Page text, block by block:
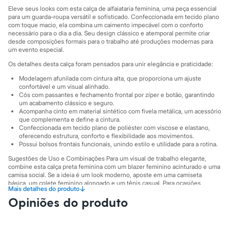
Clock House
Mindset
Sawary
Yessica
Moda esportiva
Acessórios
Blusas
Leggings
Shorts e Bermudas
Tops
Moda íntima
Calcinhas
Cintas e Modeladores
Meias
Pijamas
Sutiãs e Tops
Moda praia
Biquínis
Maiôs
Saídas de praia
Personagens
Plus size
Eleve seus looks com esta calça de alfaiataria feminina, uma peça essencial
para um guarda-roupa versátil e sofisticado. Confeccionada em tecido plano
com toque macio, ela combina um caimento impecável com o conforto
necessário para o dia a dia. Seu design clássico e atemporal permite criar
desde composições formais para o trabalho até produções modernas para
um evento especial.
Os detalhes desta calça foram pensados para unir elegância e praticidade:
Modelagem afunilada com cintura alta, que proporciona um ajuste
confortável e um visual alinhado.
Cós com passantes e fechamento frontal por zíper e botão, garantindo
um acabamento clássico e seguro.
Acompanha cinto em material sintético com fivela metálica, um acessório
que complementa e define a cintura.
Confeccionada em tecido plano de poliéster com viscose e elastano,
oferecendo estrutura, conforto e flexibilidade aos movimentos.
Possui bolsos frontais funcionais, unindo estilo e utilidade para a rotina.
Sugestões de Uso e Combinações Para um visual de trabalho elegante,
combine esta calça preta feminina com um blazer feminino acinturado e uma
camisa social. Se a ideia é um look moderno, aposte em uma camiseta
básica, um colete feminino alongado e um tênis casual. Para ocasiões
noturnas, use-a com um top de brilho e sandálias de salto, criando uma
produção sofisticada e cheia de personalidade.
Mais detalhes do produto↓
Opiniões do produto